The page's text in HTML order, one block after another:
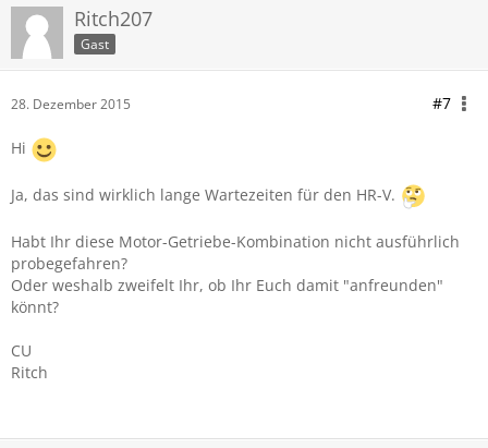
Ritch207
Gast
28. Dezember 2015 #7
Hi
Ja, das sind wirklich lange Wartezeiten für den HR-V.
Habt Ihr diese Motor-Getriebe-Kombination nicht ausführlich
probegefahren?
Oder weshalb zweifelt Ihr, ob Ihr Euch damit "anfreunden"
könnt?
CU
Ritch